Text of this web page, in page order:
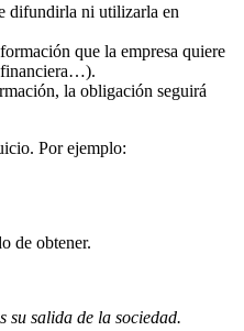
difundirla ni utilizarla en
que la empresa quiere
financiera…).
la obligación seguirá
Por ejemplo:
de obtener.
su salida de la sociedad.